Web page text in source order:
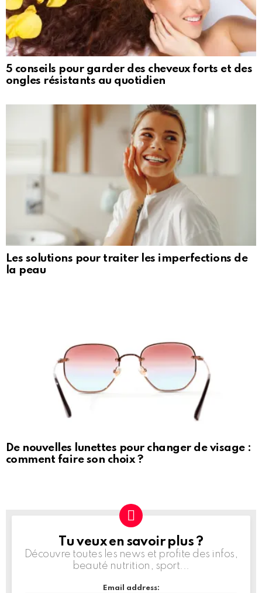
5 conseils pour garder des cheveux forts et des
ongles résistants au quotidien
Les solutions pour traiter les imperfections de
la peau
De nouvelles lunettes pour changer de visage :
comment faire son choix ?
NEWSLETTERTu veux en savoir plus ?
Découvre toutes les news et profite des infos,
beauté nutrition, sport...
Email address: